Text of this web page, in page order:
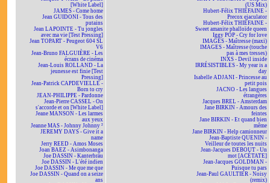
[White Label]
JAMES - Come home
Jean GUIDONI - Tous des
putains
Jean LAPOINTE - Tu jongles
avec ma vie [Test Pressing]
Jean TOPART - Peugeot 604 SL
V6
Jean-Bruno FALGUIÈRE - Les
écrans de cinéma
Jean-Louis ROLLAND - La
jeunesse est finie [Test
Pressing]
Jean-Patrick CAPDEVIELLE -
Born to cry
JEAN-PHILIPPE - Pardonne
Jean-Pierre CASSEL - On
s'accorde et on [White Label]
Jeane MANSON - Les larmes
aux yeux
Jeanne MAS - Johnny Johnny ²
JEREMY DAYS - Give it a
name
Jerry REED - Amos Moses
Joan BAEZ - Asimbonanga
Joe DASSIN - Kanterbräu
Joe DASSIN - L'été indien
Joe DASSIN - Me que me que
Joe DASSIN - Quand on a seize
ans
(US Mix)
Hubert-Félix THIÉFAINE -
Precox ejaculator
Hubert-Félix THIÉFAINE -
Sweet amanite phalloïde queen
Iggy POP - Cry for love
IMAGES - Maîtresse (maxi)
IMAGES - Maîtresse (touche
pas à mes tresses)
INXS - Devil inside
IRRÉSISTIBLES - My year is a
day
Isabelle ADJANI - Princesse au
petit pois
JACNO - Les langues
étrangères
Jacques BREL - Amsterdam
Jane BIRKIN - Amours des
feintes
Jane BIRKIN - Et quand bien
même
Jane BIRKIN - Help camionneur
Jean-Baptiste QUENIN -
Veilleur de toutes les nuits
Jean-Jacques DEBOUT - Un
mot [ACÉTATE]
Jean-Jacques GOLDMAN -
Puisque tu pars
Jean-Paul GAULTIER - Noisy
(remix)